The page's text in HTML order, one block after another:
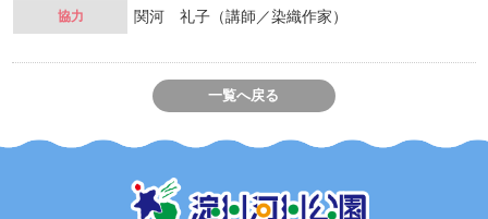
協力 関河 礼子（講師／染織作家）
一覧へ戻る